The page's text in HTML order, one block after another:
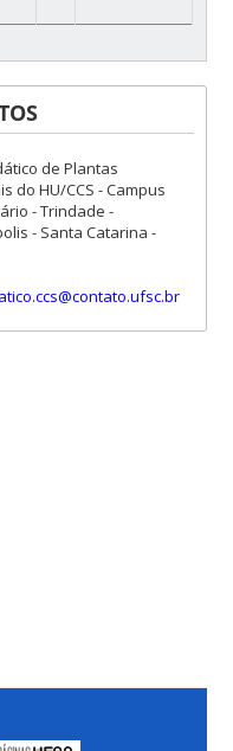
de Plantas
do HU/CCS - Campus
- Trindade -
- Santa Catarina -